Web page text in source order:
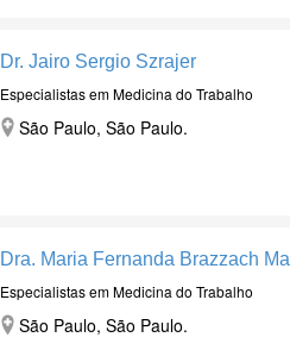
Dr. Jairo Sergio Szrajer
Especialistas em Medicina do Trabalho
São Paulo, São Paulo.
Dra. Maria Fernanda Brazzach
Especialistas em Medicina do Trabalho
São Paulo, São Paulo.